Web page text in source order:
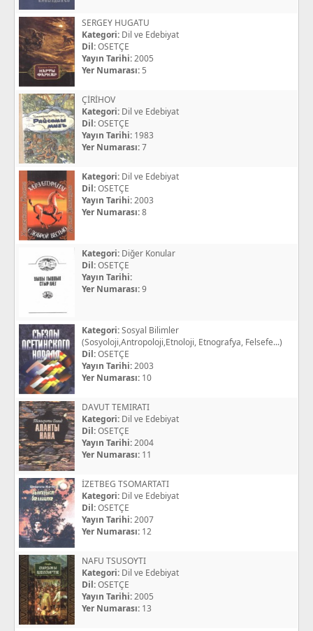
SERGEY HUGATU
Kategori: Dil ve Edebiyat
Dil:OSETÇE
Yayın Tarihi:2005
Yer Numarası: 5
ÇİRİHOV
Kategori: Dil ve Edebiyat
Dil:OSETÇE
Yayın Tarihi: 1983
Yer Numarası:7
Kategori: Dil ve Edebiyat
Dil:OSETÇE
Yayın Tarihi:2003
Yer Numarası:8
Kategori: Diğer Konular
Dil:OSETÇE
Yayın Tarihi:
Yer Numarası:9
Kategori:Sosyal Bilimler
(Sosyoloji,Antropoloji,Etnoloji, Etnografya, Felsefe...)
Dil:OSETÇE
Yayın Tarihi:2003
Yer Numarası: 10
DAVUT TEMIRATI
Kategori: Dil ve Edebiyat
Dil:OSETÇE
Yayın Tarihi:2004
Yer Numarası: 11
İZETBEG TSOMARTATI
Kategori: Dil ve Edebiyat
Dil:OSETÇE
Yayın Tarihi:2007
Yer Numarası: 12
NAFU TSUSOYTI
Kategori: Dil ve Edebiyat
Dil:OSETÇE
Yayın Tarihi:2005
Yer Numarası: 13